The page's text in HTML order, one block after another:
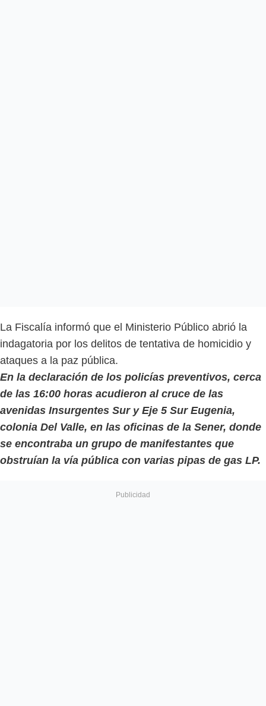
La Fiscalía informó que el Ministerio Público abrió la
indagatoria por los delitos de tentativa de homicidio y
ataques a la paz pública.
En la declaración de los policías preventivos, cerca
de las 16:00 horas acudieron al cruce de las
avenidas Insurgentes Sur y Eje 5 Sur Eugenia,
colonia Del Valle, en las oficinas de la Sener, donde
se encontraba un grupo de manifestantes que
obstruían la vía pública con varias pipas de gas LP.